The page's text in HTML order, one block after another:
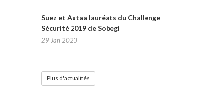
Suez et Autaa lauréats du Challenge
Sécurité 2019 de Sobegi
29 Jan 2020
Plus d'actualités